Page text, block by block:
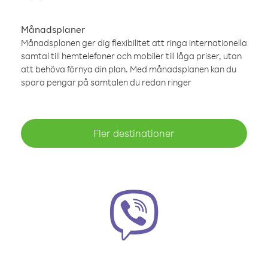
Månadsplaner
Månadsplanen ger dig flexibilitet att ringa internationella
samtal till hemtelefoner och mobiler till låga priser, utan
att behöva förnya din plan. Med månadsplanen kan du
spara pengar på samtalen du redan ringer
Fler destinationer